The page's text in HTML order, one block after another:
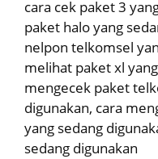
cara cek paket 3
paket halo yang
nelpon telkomsel
melihat paket xl
mengecek paket
digunakan, cara
yang sedang
sedang digunakan